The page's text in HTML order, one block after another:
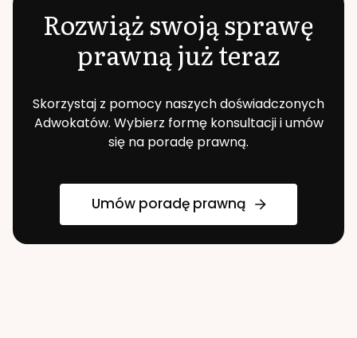
Rozwiąż swoją sprawę
prawną już teraz
Skorzystaj z pomocy naszych doświadczonych
Adwokatów. Wybierz formę konsultacji i umów
się na poradę prawną.
Umów poradę prawną